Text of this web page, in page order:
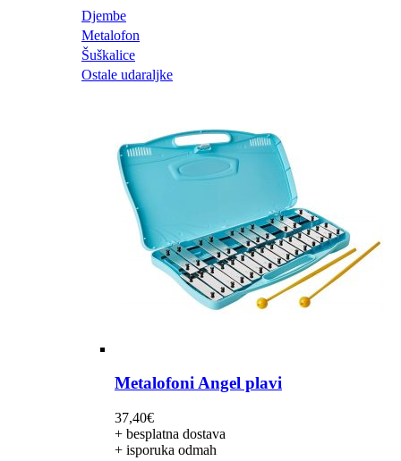
Djembe
Metalofon
Šuškalice
Ostale udaraljke
Metalofoni Angel plavi
37,40€
+ besplatna dostava
+ isporuka odmah